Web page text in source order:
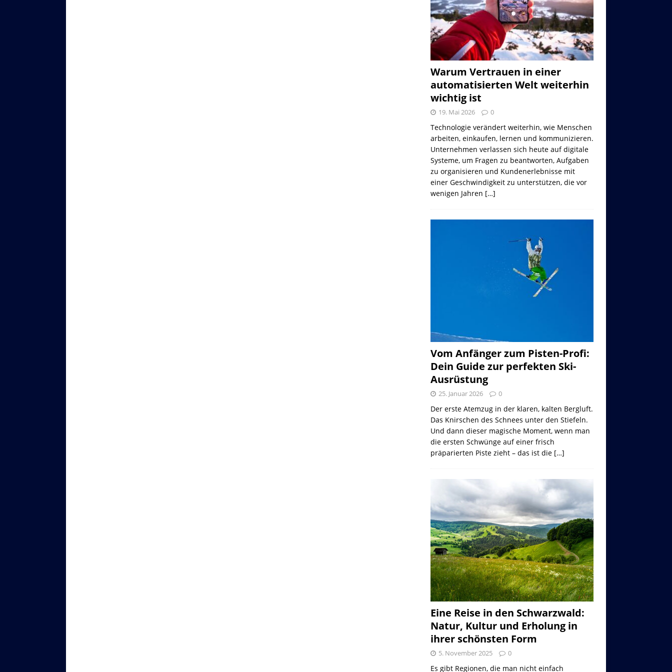
Warum Vertrauen in einer
automatisierten Welt weiterhin
wichtig ist
19. Mai 2026 0
Technologie verändert weiterhin, wie Menschen
arbeiten, einkaufen, lernen und kommunizieren.
Unternehmen verlassen sich heute auf digitale
Systeme, um Fragen zu beantworten, Aufgaben
zu organisieren und Kundenerlebnisse mit
einer Geschwindigkeit zu unterstützen, die vor
wenigen Jahren […]
Vom Anfänger zum Pisten-Profi:
Dein Guide zur perfekten Ski-
Ausrüstung
25. Januar 2026 0
Der erste Atemzug in der klaren, kalten Bergluft.
Das Knirschen des Schnees unter den Stiefeln.
Und dann dieser magische Moment, wenn man
die ersten Schwünge auf einer frisch
präparierten Piste zieht – das ist die […]
Eine Reise in den Schwarzwald:
Natur, Kultur und Erholung in
ihrer schönsten Form
5. November 2025 0
Es gibt Regionen, die man nicht einfach